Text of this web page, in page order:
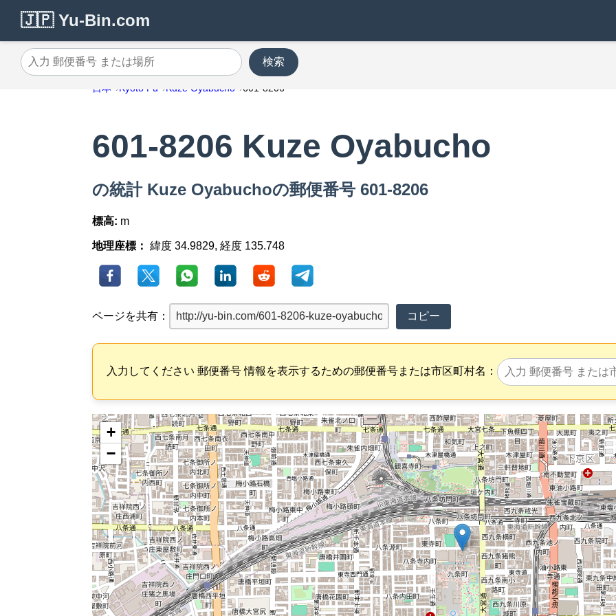
🇯🇵 Yu-Bin.com
入力 郵便番号 または場所
検索
日本 Kyoto Fu Kuze Oyabucho 601-8206
601-8206 Kuze Oyabucho
の統計 Kuze Oyabuchoの郵便番号 601-8206
標高: m
地理座標： 緯度 34.9829, 経度 135.748
ページを共有： コピー
入力してください 郵便番号 情報を表示するための郵便番号または市区町村名：
+
−